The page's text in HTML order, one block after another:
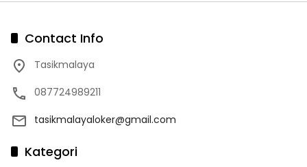
Contact Info
Tasikmalaya
087724989211
tasikmalayaloker@gmail.com
Kategori